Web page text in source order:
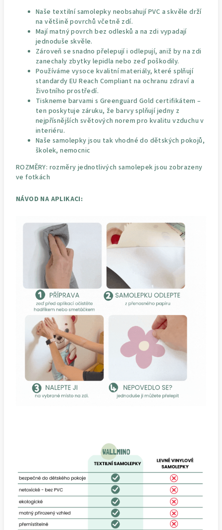
Naše textilní samolepky neobsahují PVC a skvěle drží
na většině povrchů včetně zdí.
Mají matný povrch bez odlesků a na zdi vypadají
jednoduše skvěle.
Zároveň se snadno přelepují i odlepují, aniž by na zdi
zanechaly zbytky lepidla nebo zeď poškodily.
Používáme vysoce kvalitní materiály, které splňují
standardy EU Reach Compliant na ochranu zdraví a
životního prostředí.
Tiskneme barvami s Greenguard Gold certifikátem –
ten poskytuje záruku, že barvy splňují jedny z
nejpřísnějších světových norem pro kvalitu vzduchu v
interiéru.
Naše samolepky jsou tak vhodné do dětských pokojů,
školek, nemocnic
ROZMĚRY: rozměry jednotlivých samolepek jsou zobrazeny
ve fotkách
NÁVOD NA APLIKACI: